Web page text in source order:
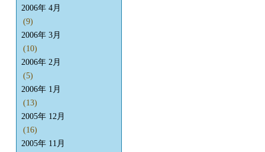
2006年 4月
(9)
2006年 3月
(10)
2006年 2月
(5)
2006年 1月
(13)
2005年 12月
(16)
2005年 11月